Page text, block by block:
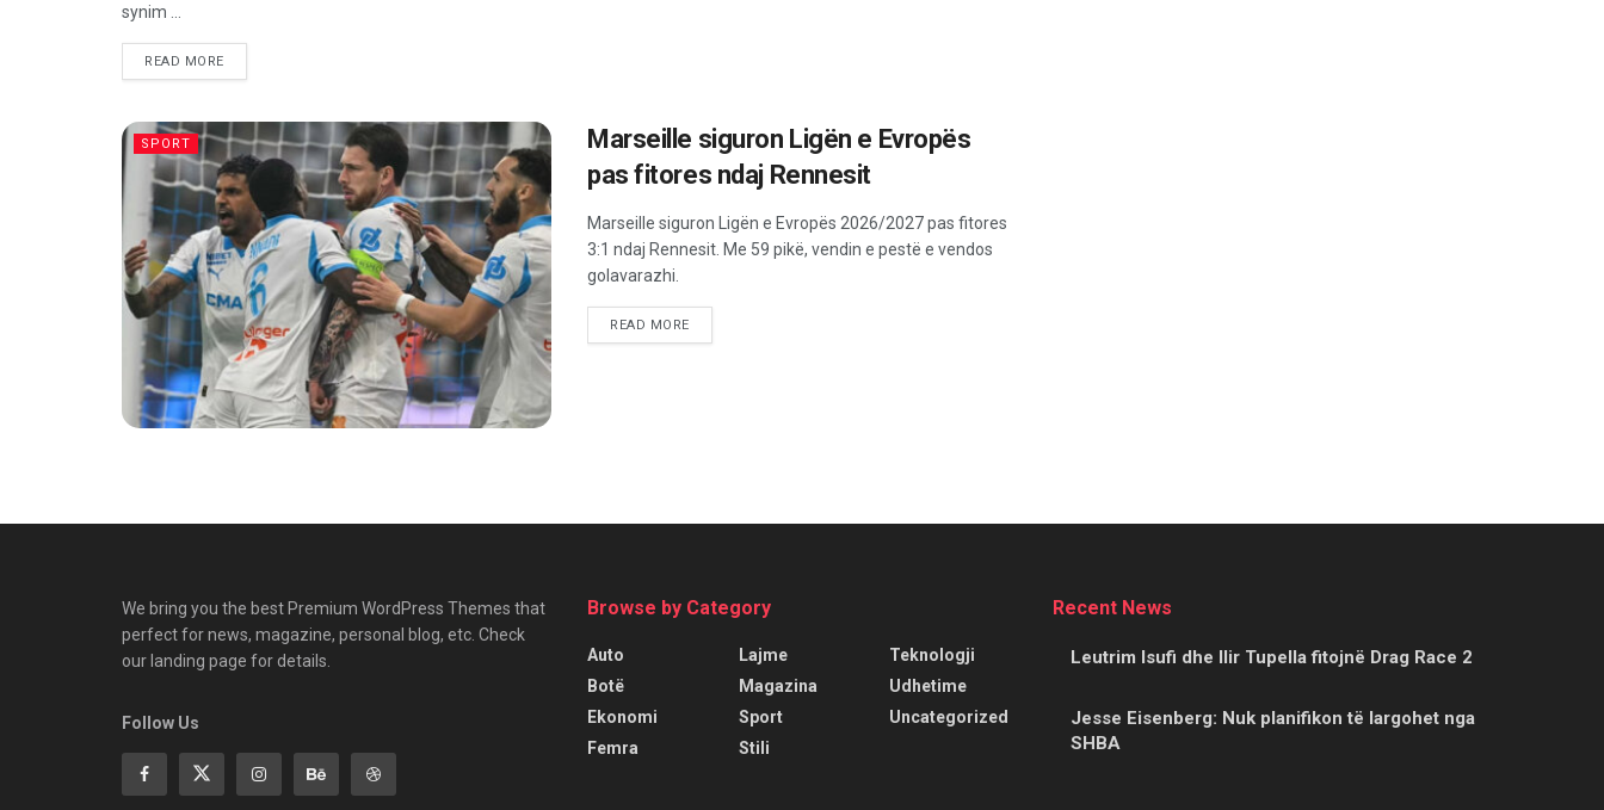
synim ...
READ MORE
SPORT
Marseille siguron Ligën e Evropës
pas fitores ndaj Rennesit
Marseille siguron Ligën e Evropës 2026/2027 pas fitores
3:1 ndaj Rennesit. Me 59 pikë, vendin e pestë e vendos
golavarazhi.
READ MORE
We bring you the best Premium WordPress Themes that
perfect for news, magazine, personal blog, etc. Check
our landing page for details.
Follow Us
Browse by Category
Auto
Botë
Ekonomi
Femra
Lajme
Magazina
Sport
Stili
Teknologji
Udhetime
Uncategorized
Recent News
Leutrim Isufi dhe Ilir Tupella fitojnë Drag Race 2
Jesse Eisenberg: Nuk planifikon të largohet nga
SHBA